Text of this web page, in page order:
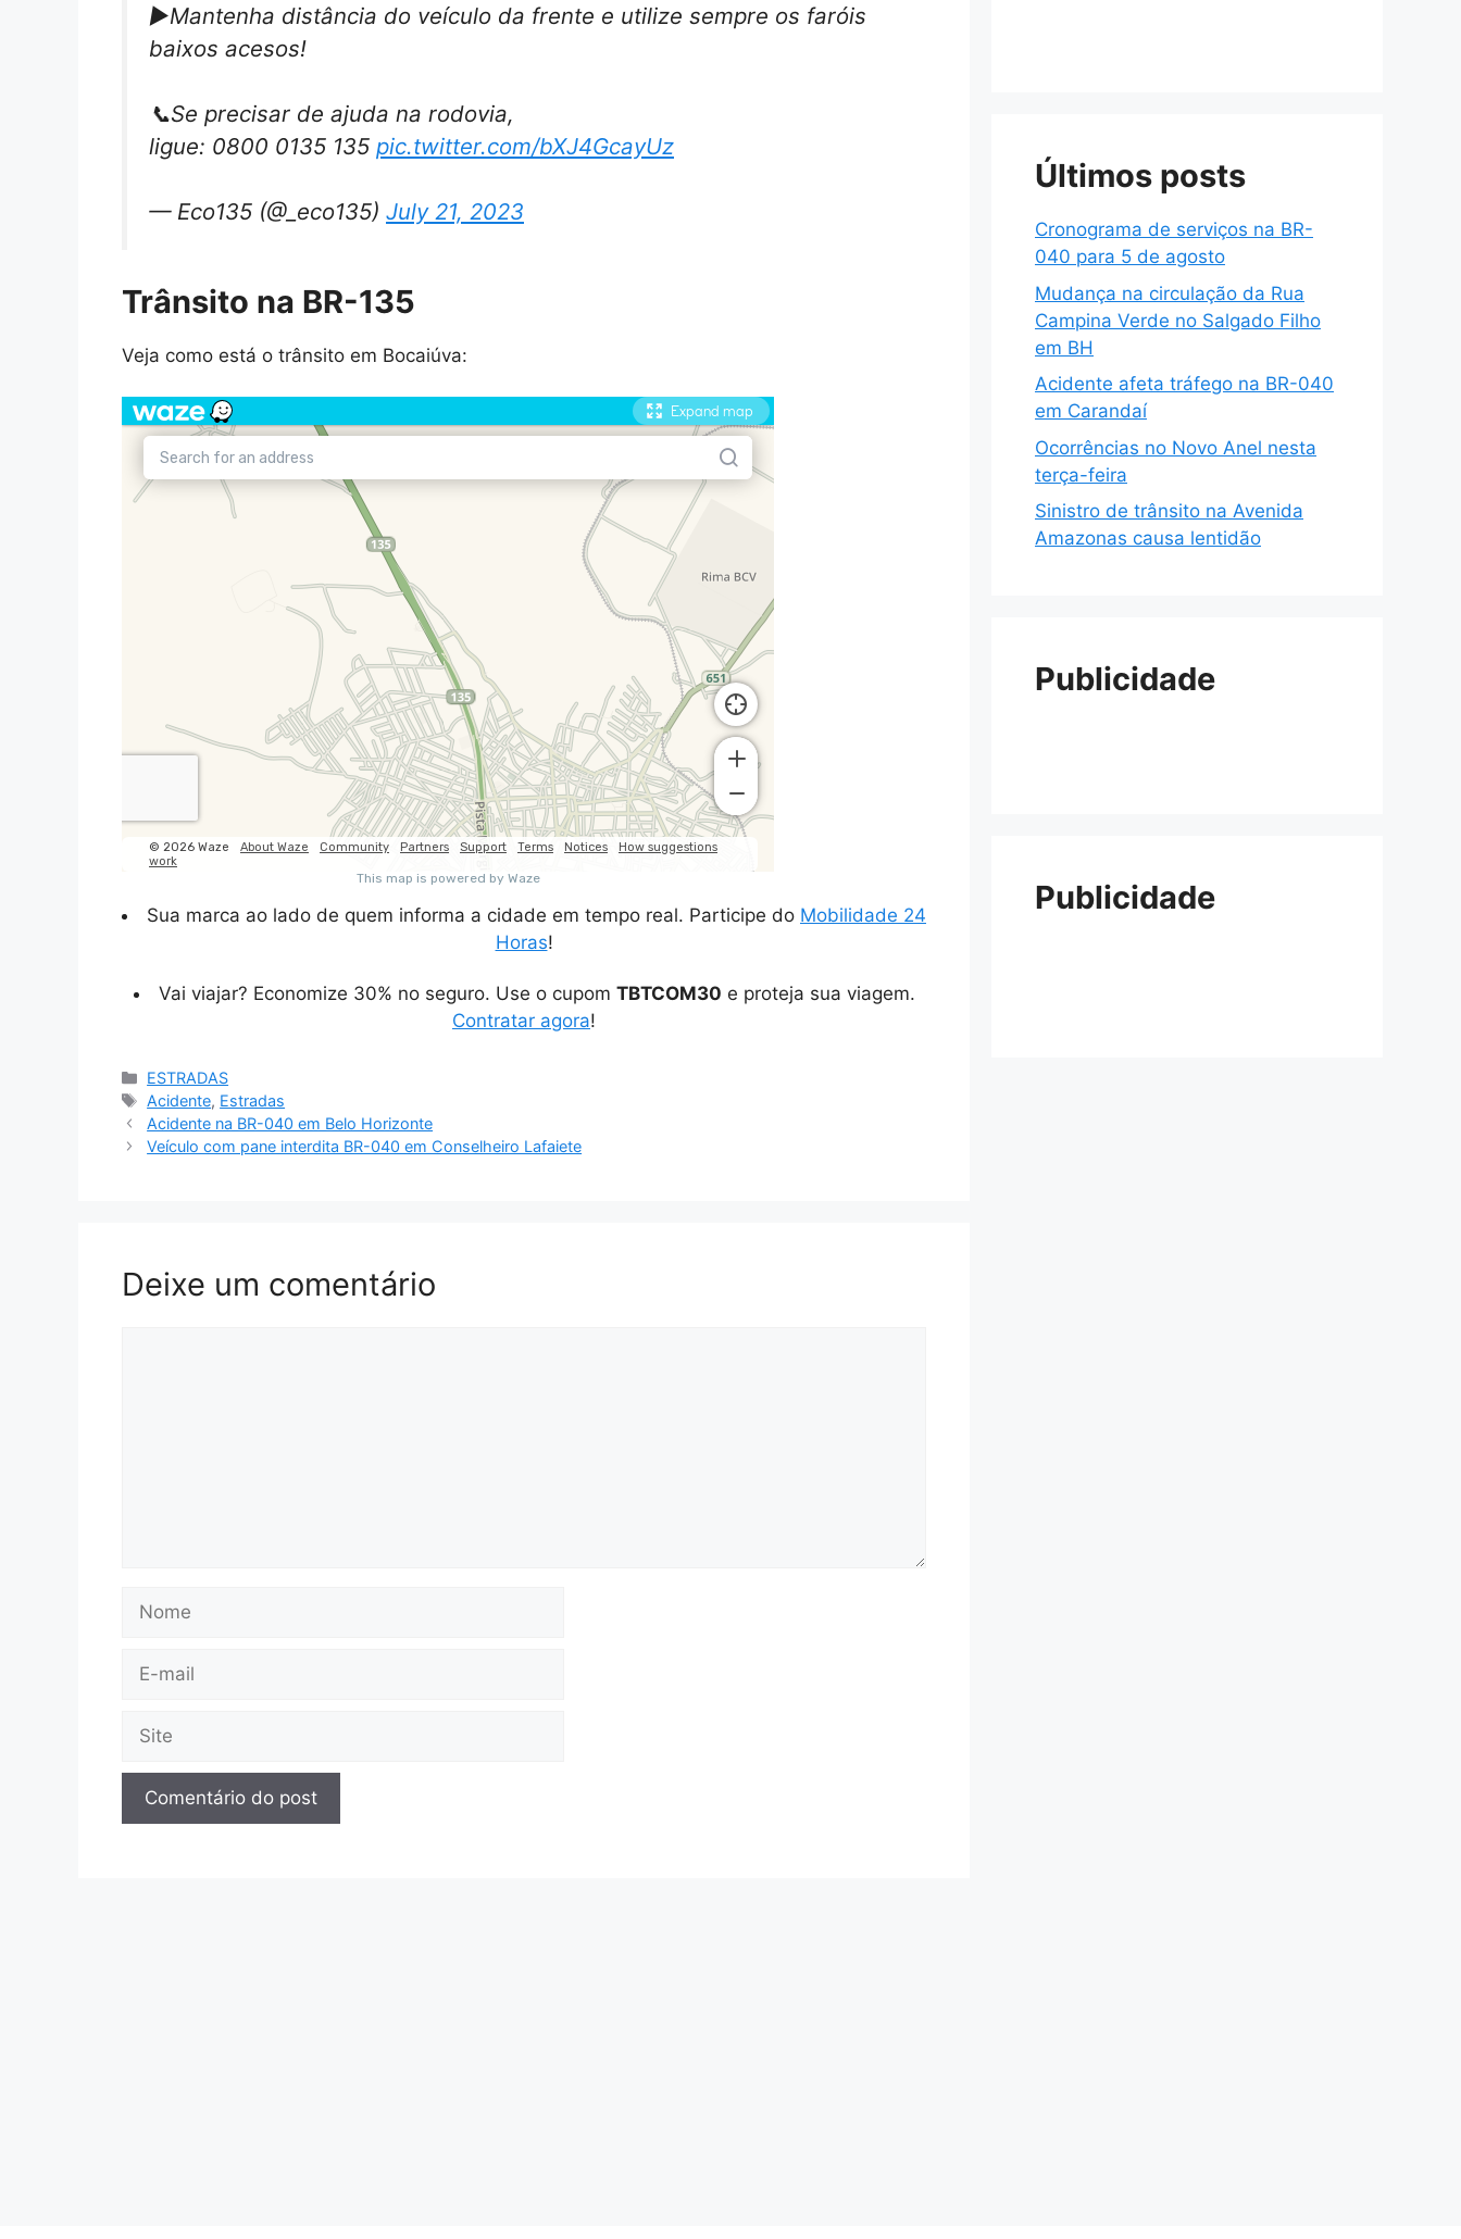
▶️Mantenha distância do veículo da frente e utilize sempre os faróis
baixos acesos!
📞Se precisar de ajuda na rodovia,
ligue: 0800 0135 135 pic.twitter.com/bXJ4GcayUz
— Eco135 (@_eco135) July 21, 2023
Trânsito na BR-135
Veja como está o trânsito em Bocaiúva:
Sua marca ao lado de quem informa a cidade em tempo real. Participe do Mobilidade 24
Horas!
Vai viajar? Economize 30% no seguro. Use o cupom TBTCOM30 e proteja sua viagem.
Contratar agora!
Categorias
ESTRADAS
Tags
Acidente, Estradas
Acidente na BR-040 em Belo Horizonte
Veículo com pane interdita BR-040 em Conselheiro Lafaiete
Deixe um comentário
Nome
Site
Últimos posts
Cronograma de serviços na BR-
040 para 5 de agosto
Mudança na circulação da Rua
Campina Verde no Salgado Filho
em BH
Acidente afeta tráfego na BR-040
em Carandaí
Ocorrências no Novo Anel nesta
terça-feira
Sinistro de trânsito na Avenida
Amazonas causa lentidão
Publicidade
Publicidade